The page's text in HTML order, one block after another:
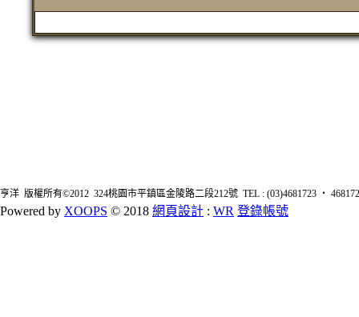
亨洋 版權所有©2012 324桃園市平鎮區金陵路二段212號 TEL : (03)4681723 ‧
Powered by XOOPS © 2018 網頁設計 : WR 登錄帳號